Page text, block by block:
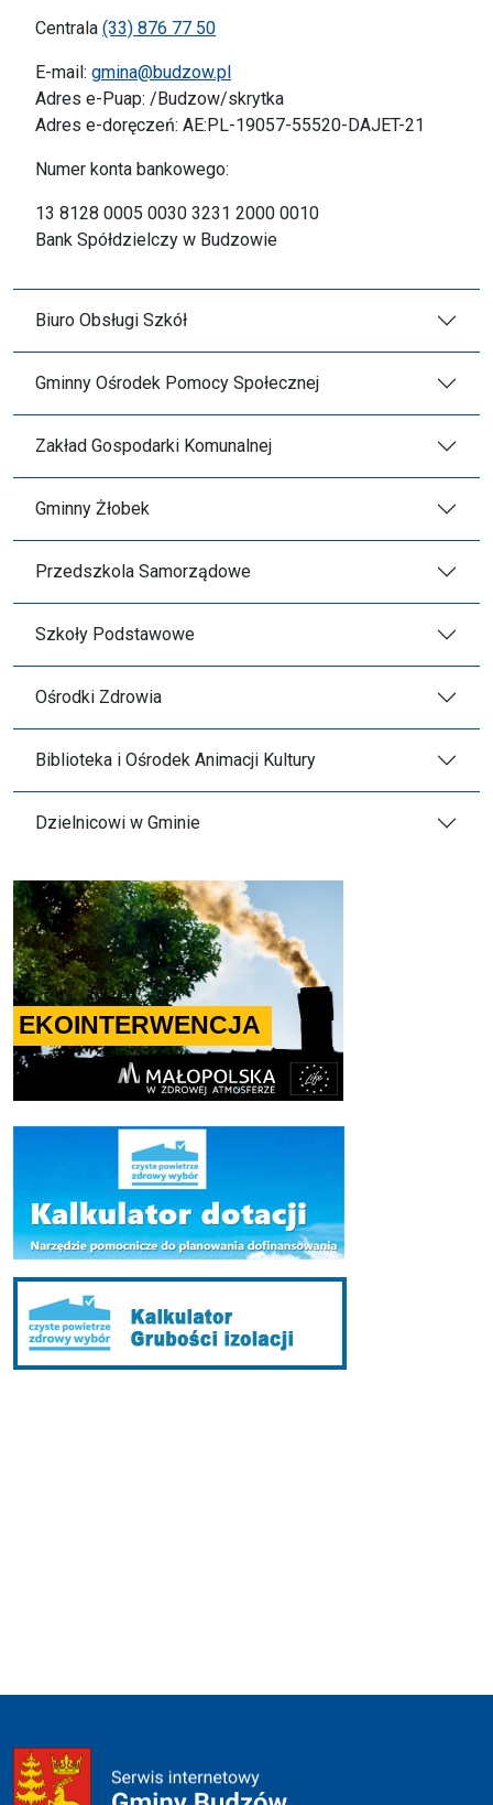
Centrala (33) 876 77 50
E-mail: gmina@budzow.pl
Adres e-Puap: /Budzow/skrytka
Adres e-doręczeń: AE:PL-19057-55520-DAJET-21
Numer konta bankowego:
13 8128 0005 0030 3231 2000 0010
Bank Spółdzielczy w Budzowie
Biuro Obsługi Szkół
Gminny Ośrodek Pomocy Społecznej
Zakład Gospodarki Komunalnej
Gminny Żłobek
Przedszkola Samorządowe
Szkoły Podstawowe
Ośrodki Zdrowia
Biblioteka i Ośrodek Animacji Kultury
Dzielnicowi w Gminie